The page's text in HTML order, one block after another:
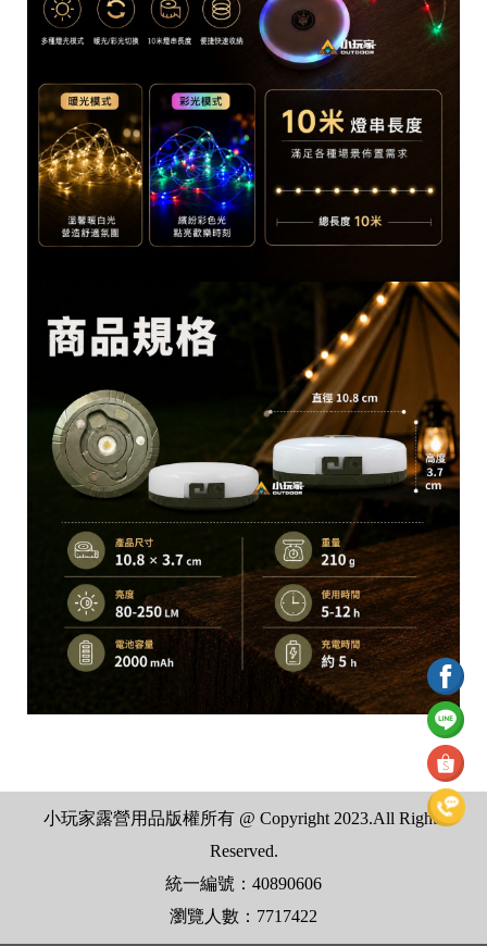
小玩家露營用品版權所有 @ Copyright 2023.All Rights
Reserved.
統一編號：40890606
瀏覽人數：7717422